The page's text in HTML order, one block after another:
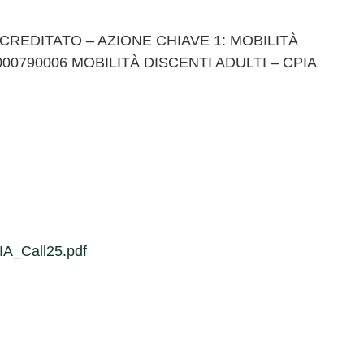
– AZIONE CHIAVE 1: MOBILITÀ
MOBILITÀ DISCENTI ADULTI – CPIA